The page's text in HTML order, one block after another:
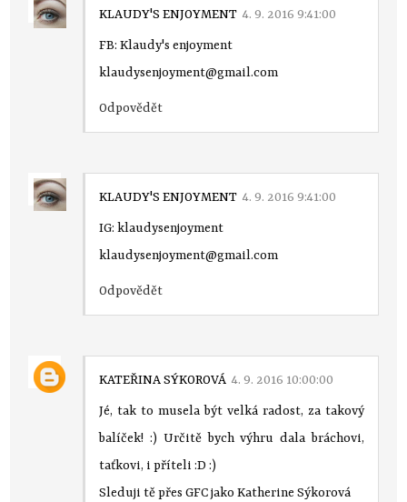
KLAUDY'S ENJOYMENT 4. 9. 2016 9:41:00
FB: Klaudy's enjoyment
klaudysenjoyment@gmail.com
Odpovědět
KLAUDY'S ENJOYMENT 4. 9. 2016 9:41:00
IG: klaudysenjoyment
klaudysenjoyment@gmail.com
Odpovědět
KATEŘINA SÝKOROVÁ 4. 9. 2016 10:00:00
Jé, tak to musela být velká radost, za takový
balíček! :) Určitě bych výhru dala bráchovi,
taťkovi, i příteli :D :)
Sleduji tě přes GFC jako Katherine Sýkorová